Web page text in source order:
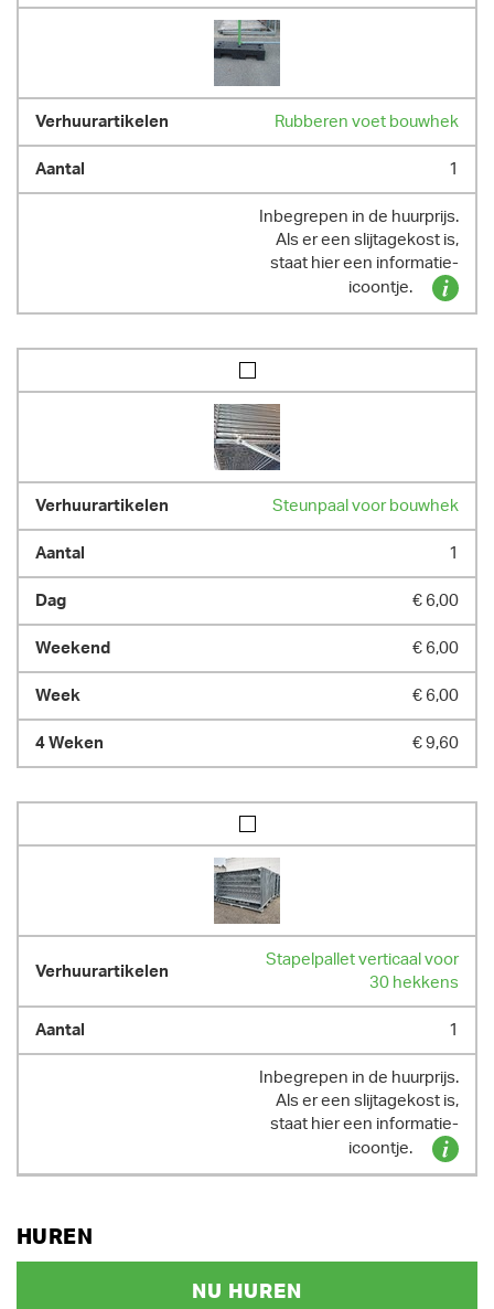
Rubberen voet bouwhek
1
Inbegrepen in de huurprijs.
Als er een slijtagekost is,
staat hier een informatie-
icoontje.
Steunpaal voor bouwhek
1
€ 6,00
€ 6,00
€ 6,00
€ 9,60
Stapelpallet verticaal voor
30 hekkens
1
Inbegrepen in de huurprijs.
Als er een slijtagekost is,
staat hier een informatie-
icoontje.
HUREN
NU HUREN